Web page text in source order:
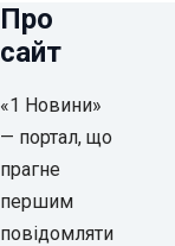
Про
сайт
«1 Новини»
— портал, що
прагне
першим
повідомляти